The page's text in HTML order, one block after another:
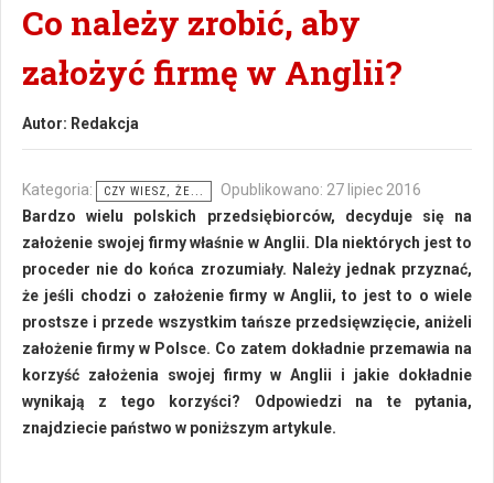
Co należy zrobić, aby
założyć firmę w Anglii?
Autor: Redakcja
Kategoria: CZY WIESZ, ŻE...
Opublikowano: 27 lipiec 2016
Bardzo wielu polskich przedsiębiorców, decyduje się na
założenie swojej firmy właśnie w Anglii. Dla niektórych jest to
proceder nie do końca zrozumiały. Należy jednak przyznać,
że jeśli chodzi o założenie firmy w Anglii, to jest to o wiele
prostsze i przede wszystkim tańsze przedsięwzięcie, aniżeli
założenie firmy w Polsce. Co zatem dokładnie przemawia na
korzyść założenia swojej firmy w Anglii i jakie dokładnie
wynikają z tego korzyści? Odpowiedzi na te pytania,
znajdziecie państwo w poniższym artykule.